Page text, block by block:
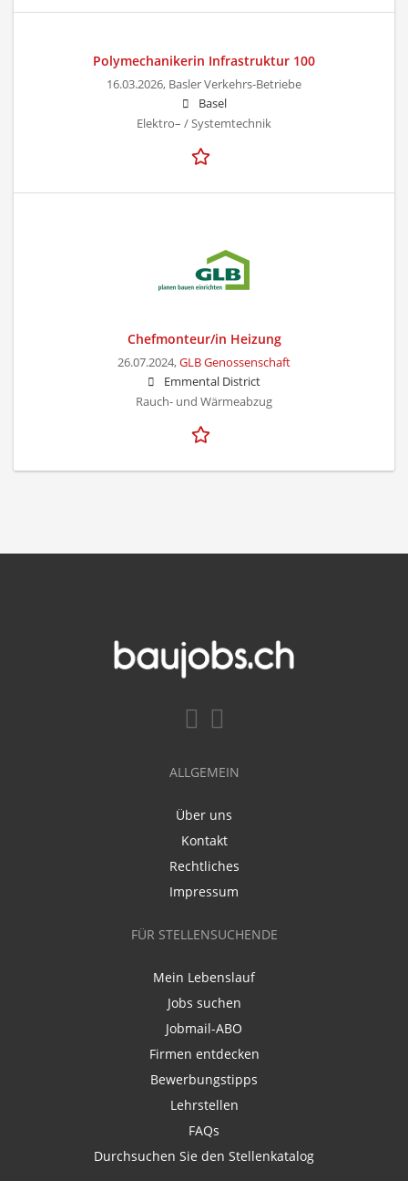
Polymechanikerin Infrastruktur 100
16.03.2026, Basler Verkehrs-Betriebe
Basel
Elektro– / Systemtechnik
Chefmonteur/in Heizung
26.07.2024,GLB Genossenschaft
Emmental District
Rauch- und Wärmeabzug
ALLGEMEIN
Über uns
Kontakt
Rechtliches
Impressum
FÜR STELLENSUCHENDE
Mein Lebenslauf
Jobs suchen
Jobmail-ABO
Firmen entdecken
Bewerbungstipps
Lehrstellen
FAQs
Durchsuchen Sie den Stellenkatalog